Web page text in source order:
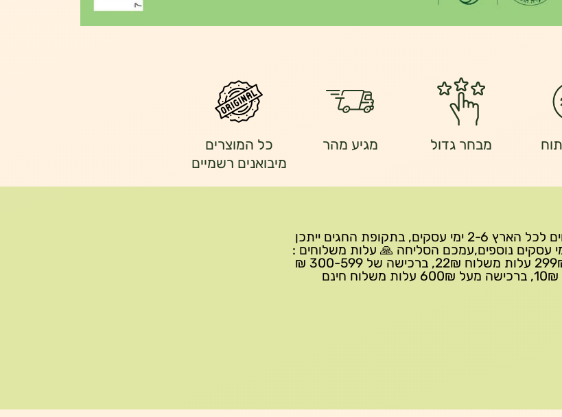
מבחר גדול מגיע מהר
כל המוצרים
מיבואנים רשמיים
שירות משלוחים לכל הארץ 2-6 ימי עסקים, בתקופת החגים ייתכן
של 3 ימי עסקים נוספים,עמכם הסליחה 🙏 עלות משלוחים :
ברכישה עד 299₪ עלות משלוח 22₪, ברכישה של 300-599 ₪